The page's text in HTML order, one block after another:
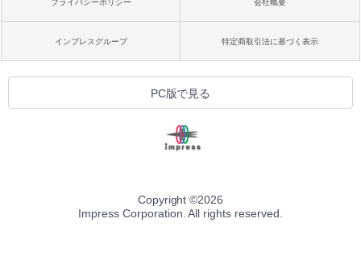
プライバシーポリシー 会社概要
インプレスグループ 特定商取引法に基づく表示
PC版で見る
Copyright ©2026
Impress Corporation. All rights reserved.